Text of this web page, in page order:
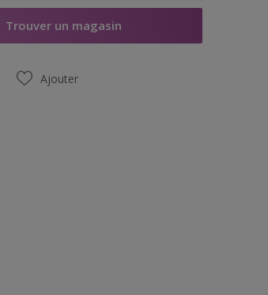
Trouver un magasin
Ajouter